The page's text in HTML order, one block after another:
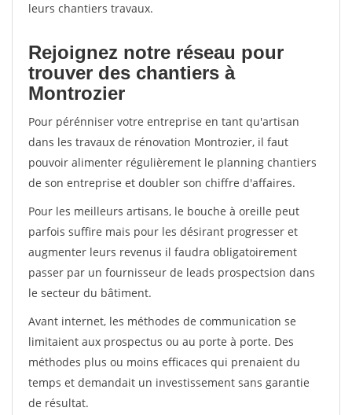
leurs chantiers travaux.
Rejoignez notre réseau pour
trouver des chantiers à
Montrozier
Pour pérénniser votre entreprise en tant qu'artisan
dans les travaux de rénovation Montrozier, il faut
pouvoir alimenter régulièrement le planning chantiers
de son entreprise et doubler son chiffre d'affaires.
Pour les meilleurs artisans, le bouche à oreille peut
parfois suffire mais pour les désirant progresser et
augmenter leurs revenus il faudra obligatoirement
passer par un fournisseur de leads prospectsion dans
le secteur du bâtiment.
Avant internet, les méthodes de communication se
limitaient aux prospectus ou au porte à porte. Des
méthodes plus ou moins efficaces qui prenaient du
temps et demandait un investissement sans garantie
de résultat.